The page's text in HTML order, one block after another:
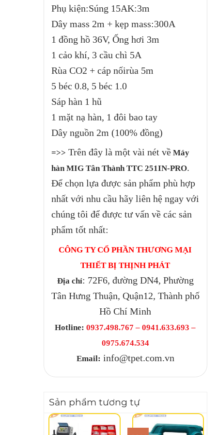
Phụ kiện:Súng 15AK:3m
Dây mass 2m + kẹp mass:300A
1 đồng hồ 36V, Ống hơi 3m
1 cảo khí, 3 cầu chì 5A
Rùa CO2 + cáp nốirùa 5m
5 béc 0.8, 5 béc 1.0
Sáp hàn 1 hũ
1 mặt nạ hàn, 1 đôi bao tay
Dây nguồn 2m (100% đồng)
=>> Trên đây là một vài nét vềMáy
hàn MIG Tân Thành TTC 251IN-PRO.
Để chọn lựa được sản phẩm phù hợp
nhất với nhu cầu hãy liên hệ ngay với
chúng tôi để được tư vấn về các sản
phẩm tốt nhất:
CÔNG TY CỔ PHẦN THƯƠNG MẠI
THIẾT BỊ THỊNH PHÁT
Địa chỉ: 72F6, đường DN4, Phường
Tân Hưng Thuận, Quận12, Thành phố
Hồ Chí Minh
Hotline: 0937.498.767 – 0941.633.693 –
0975.674.534
Email: info@tpet.com.vn
Sản phẩm tương tự